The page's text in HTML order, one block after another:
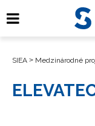
SIEA > Medzinárodné